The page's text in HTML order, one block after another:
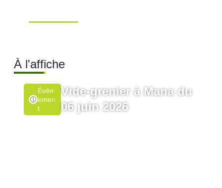
À l'affiche
Évén
Emen
T
Vide-grenier à Mana du
06 juin 2026